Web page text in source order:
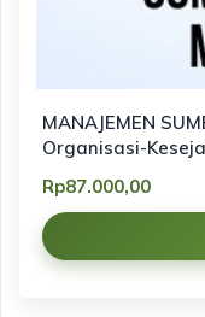
MANAJEMEN
Organisasi-
Rp87.000,00